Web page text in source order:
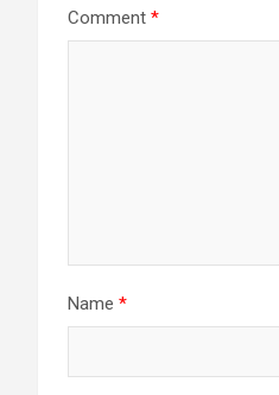
Comment *
Name *